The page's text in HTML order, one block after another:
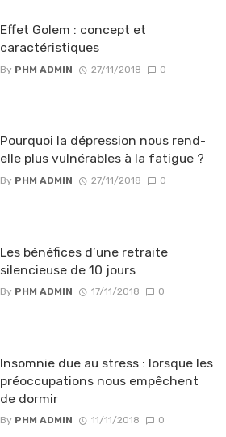
Effet Golem : concept et
caractéristiques
By PHM ADMIN 27/11/2018 0
Pourquoi la dépression nous rend-
elle plus vulnérables à la fatigue ?
By PHM ADMIN 27/11/2018 0
Les bénéfices d’une retraite
silencieuse de 10 jours
By PHM ADMIN 17/11/2018 0
Insomnie due au stress : lorsque les
préoccupations nous empêchent
de dormir
By PHM ADMIN 11/11/2018 0